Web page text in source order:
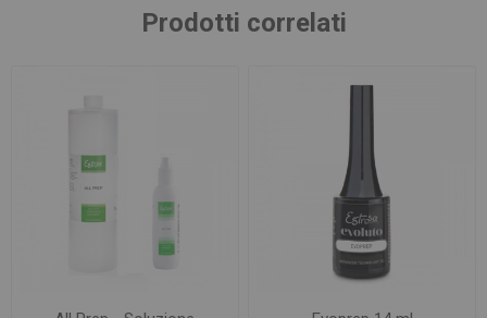
Prodotti correlati